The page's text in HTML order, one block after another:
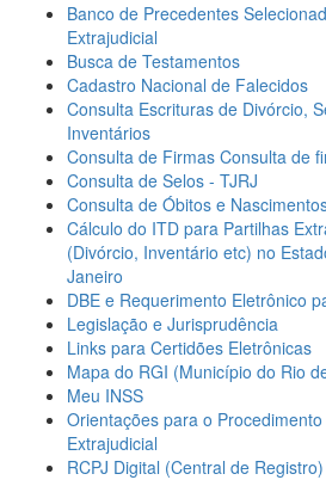
Banco de Precedentes
Extrajudicial
Busca de Testamentos
Cadastro Nacional de Falecidos
Consulta Escrituras de Divórcio,
Inventários
Consulta de Firmas Consulta de
Consulta de Selos - TJRJ
Consulta de Óbitos e
Cálculo do ITD para Partilhas
(Divórcio, Inventário etc) no
Janeiro
DBE e Requerimento Eletrônico
Legislação e Jurisprudência
Links para Certidões Eletrônicas
Mapa do RGI (Município do Rio
Meu INSS
Orientações para o
Extrajudicial
RCPJ Digital (Central de Registro)